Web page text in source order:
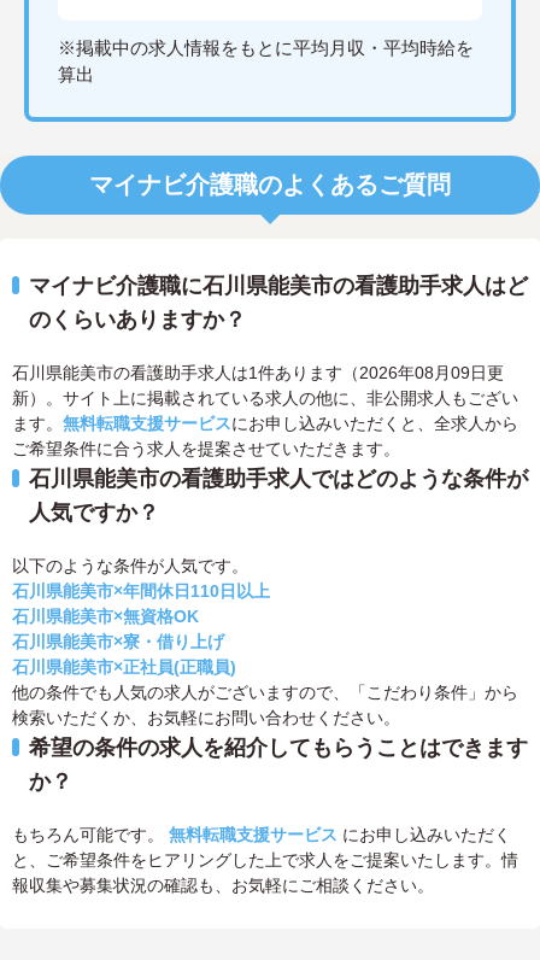
※掲載中の求人情報をもとに平均月収・平均時給を
算出
マイナビ介護職のよくあるご質問
マイナビ介護職に石川県能美市の看護助手求人はど
のくらいありますか？
石川県能美市の看護助手求人は1件あります（2026年08月09日更
新）。サイト上に掲載されている求人の他に、非公開求人もござい
ます。 無料転職支援サービスにお申し込みいただくと、全求人から
ご希望条件に合う求人を提案させていただきます。
石川県能美市の看護助手求人ではどのような条件が
人気ですか？
以下のような条件が人気です。
石川県能美市×年間休日110日以上
石川県能美市×無資格OK
石川県能美市×寮・借り上げ
石川県能美市×正社員(正職員)
他の条件でも人気の求人がございますので、「こだわり条件」から
検索いただくか、お気軽にお問い合わせください。
希望の条件の求人を紹介してもらうことはできます
か？
もちろん可能です。 無料転職支援サービス にお申し込みいただく
と、ご希望条件をヒアリングした上で求人をご提案いたします。情
報収集や募集状況の確認も、お気軽にご相談ください。